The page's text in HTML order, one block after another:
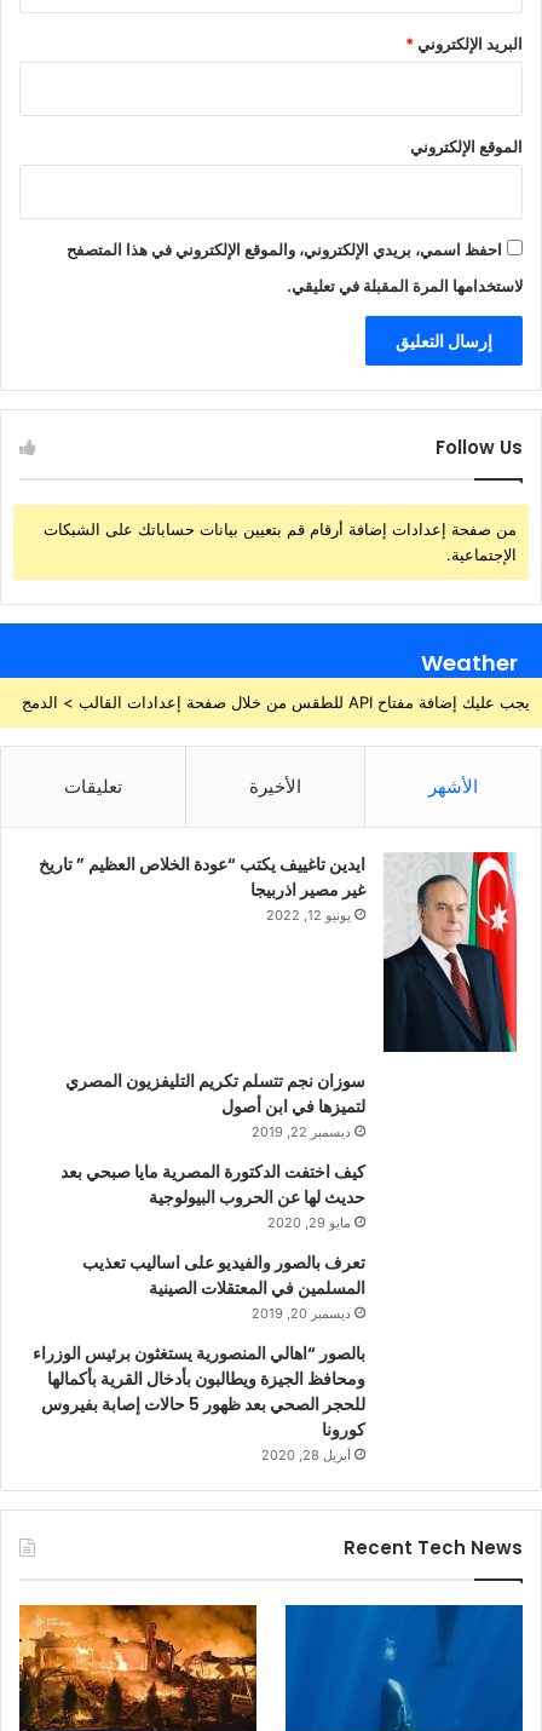
البريد الإلكتروني*
الموقع الإلكتروني
احفظ اسمي، بريدي الإلكتروني، والموقع الإلكتروني في هذا المتصفح
لاستخدامها المرة المقبلة في تعليقي.
Follow Us
من صفحة إعدادات إضافة أرقام قم بتعيين بيانات حساباتك على الشبكات
الإجتماعية.
Weather
يجب عليك إضافة مفتاح API للطقس من خلال صفحة إعدادات القالب > الدمج
الأشهر الأخيرة تعليقات
ايدين تاغييف يكتب “عودة الخلاص العظيم ” تاريخ
غير مصير اذربيجا
يونيو 12, 2022
سوزان نجم تتسلم تكريم التليفزيون المصري
لتميزها في ابن أصول
ديسمبر 22, 2019
كيف اختفت الدكتورة المصرية مايا صبحي بعد
حديث لها عن الحروب البيولوجية
مايو 29, 2020
تعرف بالصور والفيديو على اساليب تعذيب
المسلمين في المعتقلات الصينية
ديسمبر 20, 2019
بالصور “اهالي المنصورية يستغثون برئيس الوزراء
ومحافظ الجيزة ويطالبون بأدخال القرية بأكمالها
للحجر الصحي بعد ظهور 5 حالات إصابة بفيروس
كورونا
أبريل 28, 2020
Recent Tech News